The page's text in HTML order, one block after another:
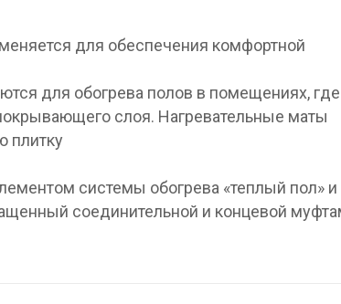
для обеспечения комфортной
для обогрева полов в помещениях, где
слоя. Нагревательные маты
плитку
системы обогрева «теплый пол» и
соединительной и концевой